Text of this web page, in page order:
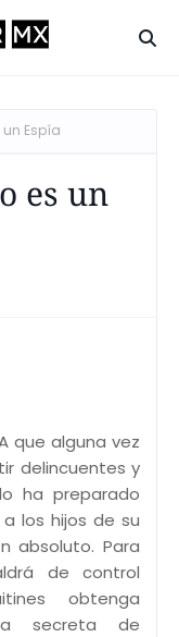
un Espía
es un
que alguna vez
delincuentes y
ha preparado
los hijos de su
absoluto. Para
de control
obtenga
secreta de